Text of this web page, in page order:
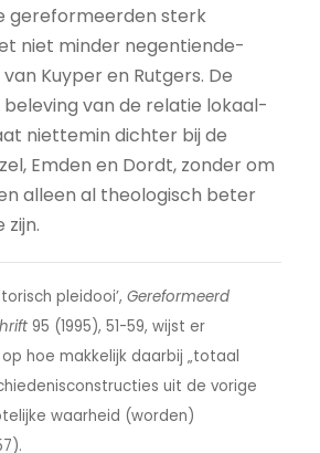
gereformeerden sterk
niet minder negentiende-
Kuyper en Rutgers. De
van de relatie lokaal-
niettemin dichter bij de
Emden en Dordt, zonder om
alleen al theologisch beter
pleidooi’, Gereformeerd
95 (1995), 51-59, wijst er
hoe makkelijk daarbij „totaal
uit de vorige
waarheid (worden)